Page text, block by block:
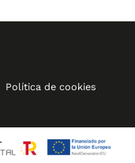
Política de cookies